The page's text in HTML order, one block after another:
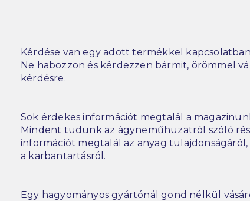
Kérdése van egy adott termékkel
Ne habozzon és kérdezzen bármit, örömmel
kérdésre.
Sok érdekes információt megtalál a
Mindent tudunk az ágyneműhuzatról szóló
információt megtalál az anyag
a karbantartásról.
Egy hagyományos gyártónál gond nélkül